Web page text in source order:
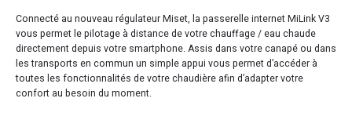
Connecté au nouveau régulateur Miset, la passerelle internet MiLink V3
vous permet le pilotage à distance de votre chauffage / eau chaude
directement depuis votre smartphone. Assis dans votre canapé ou dans
les transports en commun un simple appui vous permet d’accéder à
toutes les fonctionnalités de votre chaudière afin d’adapter votre
confort au besoin du moment.